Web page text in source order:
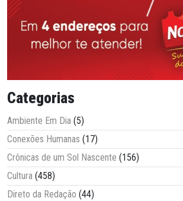
Categorias
Ambiente Em Dia (5)
Conexões Humanas (17)
Crônicas de um Sol Nascente (156)
Cultura (458)
Direto da Redação (44)